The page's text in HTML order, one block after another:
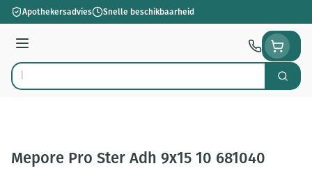
Ga naar de inhoud
Apothekersadvies Snelle beschikbaarheid
Menu
Product, merk, categorie... Zoek
Mepore Pro Ster Adh 9x15 10 681040